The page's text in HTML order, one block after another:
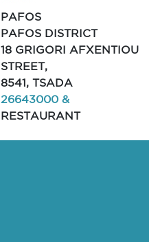
PAFOS
PAFOS DISTRICT
18 GRIGORI AFXENTIOU
STREET,
8541, TSADA
26643000 &
RESTAURANT